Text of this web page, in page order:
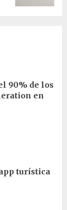
90% de los
en
turística